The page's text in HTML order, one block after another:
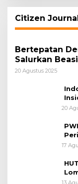
Citizen
Bertepatan
Salurkan
Pelajar
20 Agustus 2025
20
RI,
17